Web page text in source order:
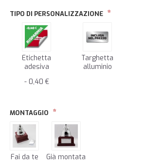
TIPO DI PERSONALIZZAZIONE
Etichetta
adesiva
- 0,40 €
Targhetta
alluminio
MONTAGGIO
Fai da te
Già montata